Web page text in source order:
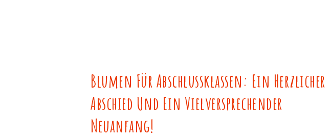
Blumen Für Abschlussklassen: Ein Herzlicher
Abschied Und Ein Vielversprechender
Neuanfang!